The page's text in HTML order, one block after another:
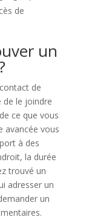
de
un
de
de le joindre
ce que vous
avancée vous
à des
la durée
trouvé un
adresser un
un